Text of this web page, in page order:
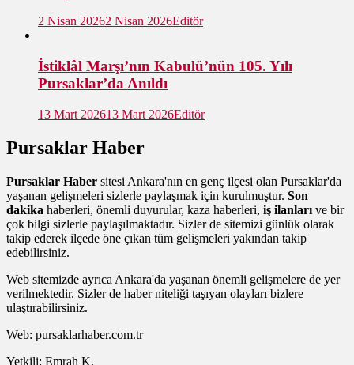
2 Nisan 20262 Nisan 2026Editör
İstiklâl Marşı’nın Kabulü’nün 105. Yılı
Pursaklar’da Anıldı
13 Mart 202613 Mart 2026Editör
Pursaklar Haber
Pursaklar Haber sitesi Ankara'nın en genç ilçesi olan Pursaklar'da
yaşanan gelişmeleri sizlerle paylaşmak için kurulmuştur. Son
dakika haberleri, önemli duyurular, kaza haberleri, iş ilanları ve bir
çok bilgi sizlerle paylaşılmaktadır. Sizler de sitemizi günlük olarak
takip ederek ilçede öne çıkan tüm gelişmeleri yakından takip
edebilirsiniz.
Web sitemizde ayrıca Ankara'da yaşanan önemli gelişmelere de yer
verilmektedir. Sizler de haber niteliği taşıyan olayları bizlere
ulaştırabilirsiniz.
Web: pursaklarhaber.com.tr
Yetkili: Emrah K.